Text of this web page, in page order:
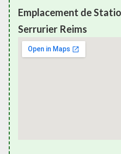
Emplacement de
Serrurier Reims